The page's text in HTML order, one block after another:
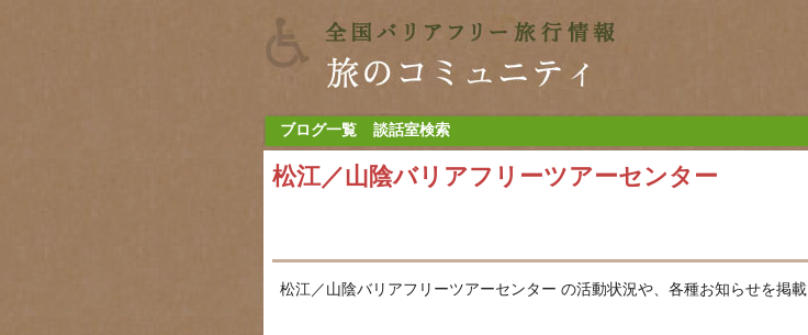
ブログ一覧 談話室検索
松江／山陰バリアフリーツアーセンター
松江／山陰バリアフリーツアーセンター の活動状況や、各種お知らせを掲載